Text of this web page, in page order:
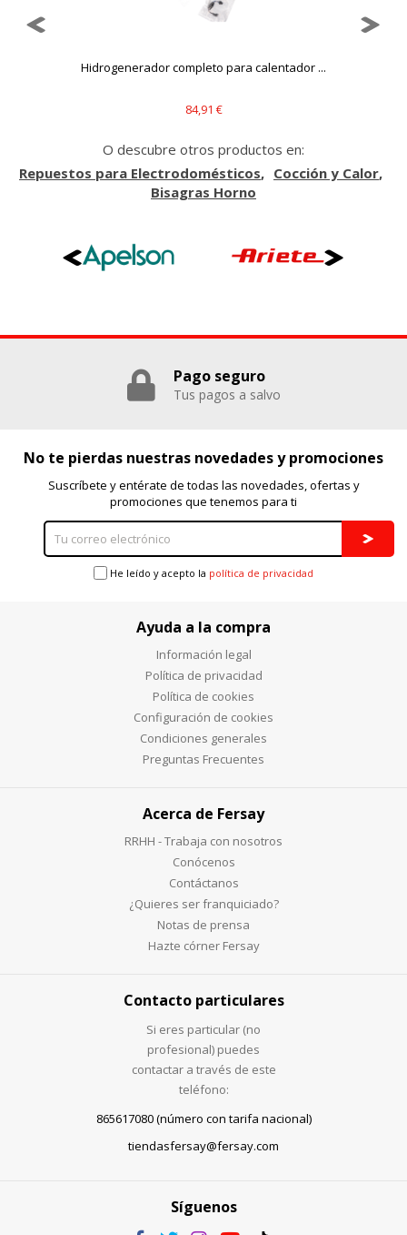
Hidrogenerador completo para calentador ...
84,91 €
O descubre otros productos en:
Repuestos para Electrodomésticos
Cocción y Calor
Bisagras Horno
Pago seguro
Tus pagos a salvo
No te pierdas nuestras novedades y promociones
Suscríbete y entérate de todas las novedades, ofertas y
promociones que tenemos para ti
He leído y acepto la política de privacidad
Ayuda a la compra
Información legal
Política de privacidad
Política de cookies
Configuración de cookies
Condiciones generales
Preguntas Frecuentes
Acerca de Fersay
RRHH - Trabaja con nosotros
Conócenos
Contáctanos
¿Quieres ser franquiciado?
Notas de prensa
Hazte córner Fersay
Contacto particulares
Si eres particular (no
profesional) puedes
contactar a través de este
teléfono:
865617080 (número con tarifa nacional)
tiendasfersay@fersay.com
Síguenos